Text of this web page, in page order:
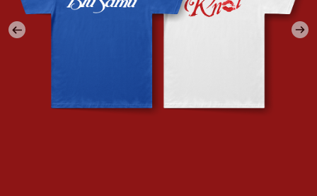
LOVE SUPREME
MAX BABY